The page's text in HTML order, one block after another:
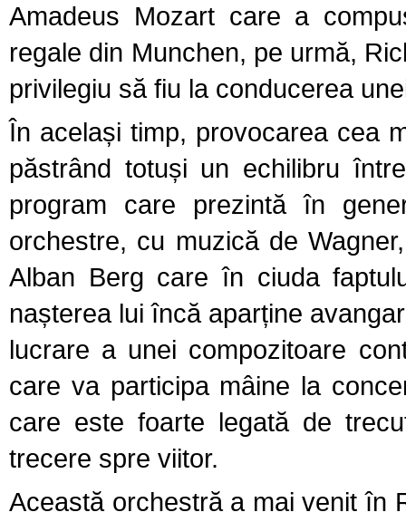
Amadeus Mozart care a
regale din Munchen, pe urmă,
privilegiu să fiu la conducerea
În același timp, provocarea cea
păstrând totuși un echilibru
program care prezintă în
orchestre, cu muzică de
Alban Berg care în ciuda
nașterea lui încă aparține
lucrare a unei compozitoare
care va participa mâine la
care este foarte legată de
trecere spre viitor.
Această orchestră a mai venit în